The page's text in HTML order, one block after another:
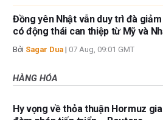
Đồng yên Nhật vẫn duy trì đà
có động thái can thiệp từ Mỹ và
Bởi Sagar Dua | 07 Aug, 09:01 GMT
HÀNG HÓA
Hy vọng về thỏa thuận Hormuz